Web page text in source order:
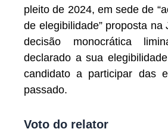
pleito de 2024, em sede de
de elegibilidade” proposta na
decisão monocrática
declarado a sua
candidato a participar das
passado.
Voto do relator